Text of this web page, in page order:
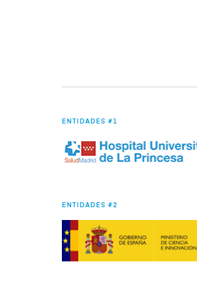
ENTIDADES #1
ENTIDADES #2